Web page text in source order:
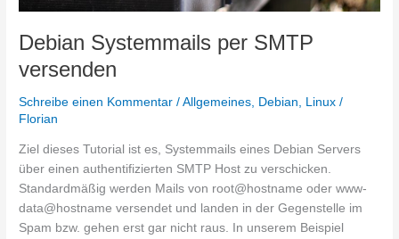
Debian Systemmails per SMTP
versenden
Schreibe einen Kommentar /Allgemeines, Debian, Linux /
Florian
Ziel dieses Tutorial ist es, Systemmails eines Debian Servers
über einen authentifizierten SMTP Host zu verschicken.
Standardmäßig werden Mails von root@hostname oder www-
data@hostname versendet und landen in der Gegenstelle im
Spam bzw. gehen erst gar nicht raus. In unserem Beispiel